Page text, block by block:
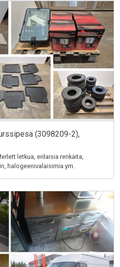
(3098209-2),
letkua, erilaisia renkaita,
halogeenivalaisimia ym.